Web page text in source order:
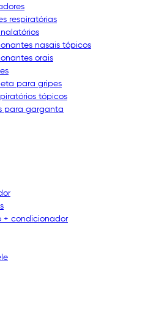
respiratórias
nasais tópicos
orais
para gripes
tópicos
para garganta
+ condicionador